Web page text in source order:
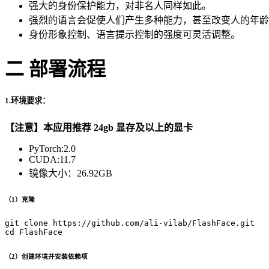
强大的身份保护能力，对非名人同样如此。
强烈的语言会促使人们产生多种能力，甚至改变人的年
身份形象控制、语言提示控制的强度可灵活调整。
二 部署流程
1.环境要求：
【注意】本应用推荐 24gb 显存及以上的显卡
PyTorch:2.0
CUDA:11.7
镜像大小：26.92GB
（1）克隆
git clone https://github.com/ali-vilab/FlashFace.git
（2）创建环境并安装依赖项